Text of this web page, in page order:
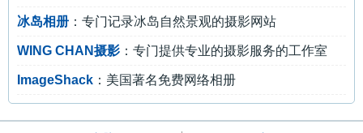
冰岛相册 ：专门记录冰岛自然景观的摄影网站
WING CHAN摄影 ：专门提供专业的摄影服务的工作室
ImageShack ：美国著名免费网络相册